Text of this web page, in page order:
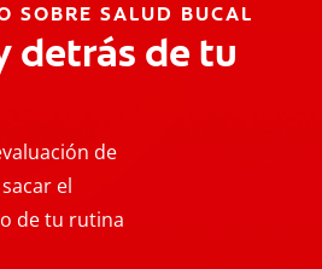
SOBRE SALUD BUCAL
detrás de tu
de
el
de tu rutina